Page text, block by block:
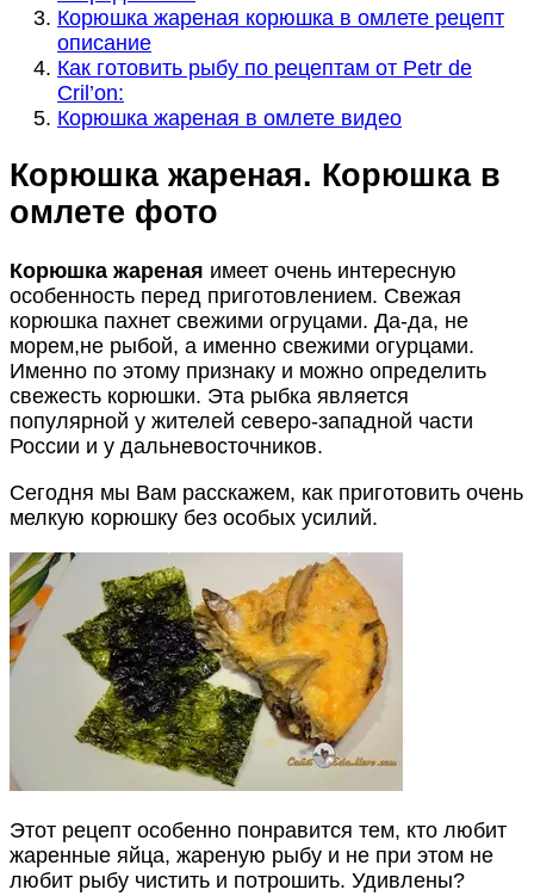
Корюшка жареная корюшка в омлете рецепт
описание
Как готовить рыбу по рецептам от Petr de
Cril’on:
Корюшка жареная в омлете видео
Корюшка жареная. Корюшка в
омлете фото
Корюшка жареная имеет очень интересную
особенность перед приготовлением. Свежая
корюшка пахнет свежими огруцами. Да-да, не
морем,не рыбой, а именно свежими огурцами.
Именно по этому признаку и можно определить
свежесть корюшки. Эта рыбка является
популярной у жителей северо-западной части
России и у дальневосточников.
Сегодня мы Вам расскажем, как приготовить очень
мелкую корюшку без особых усилий.
Этот рецепт особенно понравится тем, кто любит
жаренные яйца, жареную рыбу и не при этом не
любит рыбу чистить и потрошить. Удивлены?